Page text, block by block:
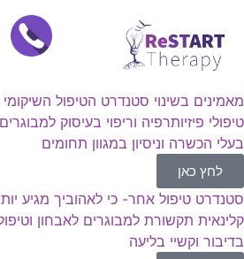
מאמינים בשינוי סטנדרט הטיפול
טיפולי פיזיותרפיה וריפוי בעיסוק
בעלי הכשרה וניסיון במגוון תחומים
לחץ כאן
סטנדרט טיפול אחר- כי לאהוביך מגיע
קלינאית תקשורת למבוגרים לאבחון
בדיבור וקשיי בליעה